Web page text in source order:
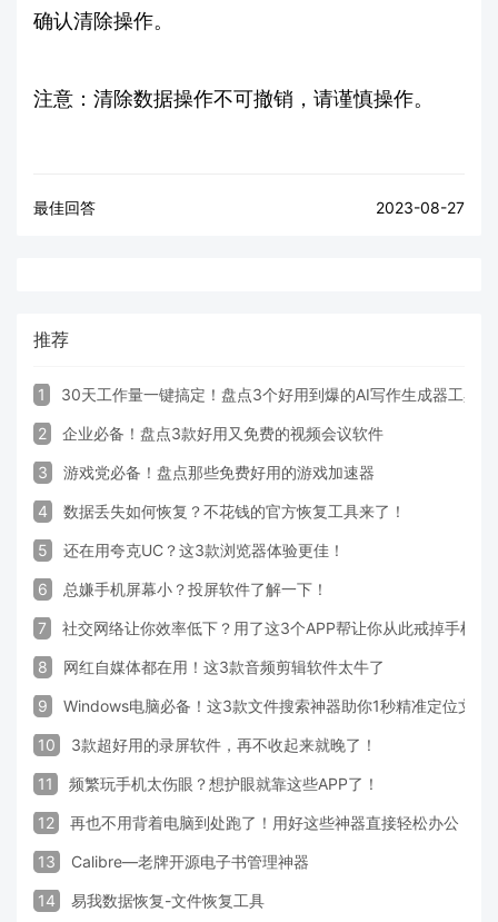
确认清除操作。
注意：清除数据操作不可撤销，请谨慎操作。
最佳回答 2023-08-27
推荐
1 30天工作量一键搞定！盘点3个好用到爆的AI写作生成器工具
2 企业必备！盘点3款好用又免费的视频会议软件
3 游戏党必备！盘点那些免费好用的游戏加速器
4 数据丢失如何恢复？不花钱的官方恢复工具来了！
5 还在用夸克UC？这3款浏览器体验更佳！
6 总嫌手机屏幕小？投屏软件了解一下！
7 社交网络让你效率低下？用了这3个APP帮让你从此戒掉手机！
8 网红自媒体都在用！这3款音频剪辑软件太牛了
9 Windows电脑必备！这3款文件搜索神器助你1秒精准定位文件
10 3款超好用的录屏软件，再不收起来就晚了！
11 频繁玩手机太伤眼？想护眼就靠这些APP了！
12 再也不用背着电脑到处跑了！用好这些神器直接轻松办公
13 Calibre—老牌开源电子书管理神器
14 易我数据恢复-文件恢复工具